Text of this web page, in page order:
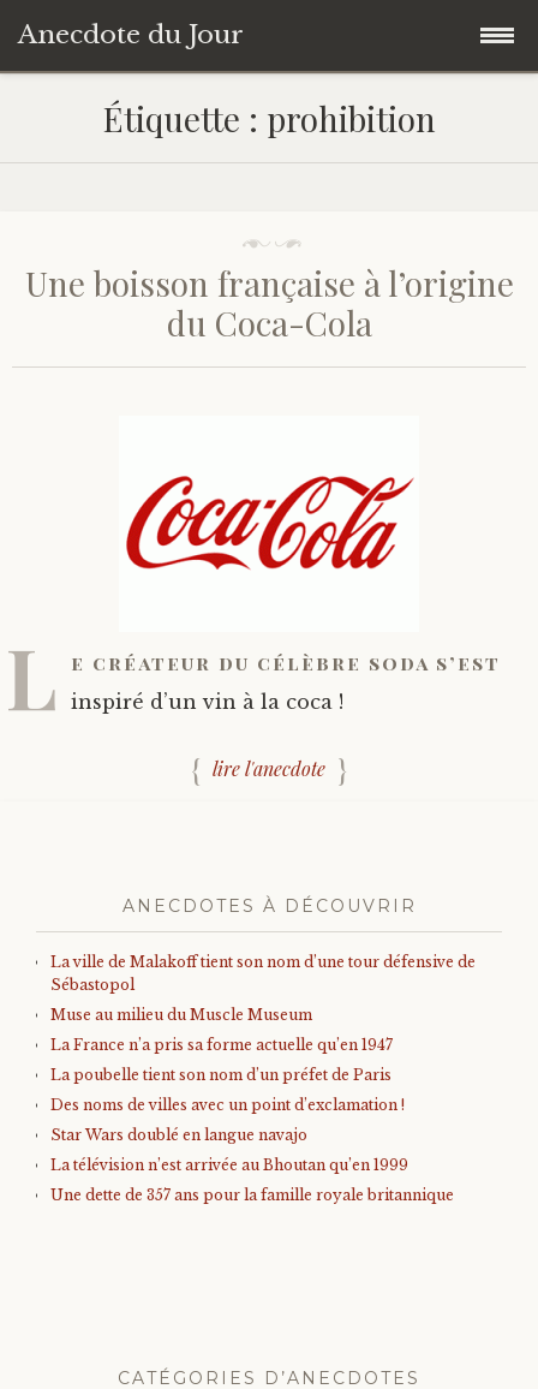
Anecdote du Jour
contenu
Livres de Culture Générale
Étiquette : prohibition
Une boisson française à l’origine
du Coca-Cola
L e créateur du célèbre soda s’est
inspiré d’un vin à la coca !
lire l'anecdote
ANECDOTES À DÉCOUVRIR
La ville de Malakoff tient son nom d’une tour défensive de
Sébastopol
Muse au milieu du Muscle Museum
La France n’a pris sa forme actuelle qu’en 1947
La poubelle tient son nom d’un préfet de Paris
Des noms de villes avec un point d’exclamation !
Star Wars doublé en langue navajo
La télévision n’est arrivée au Bhoutan qu’en 1999
Une dette de 357 ans pour la famille royale britannique
CATÉGORIES D’ANECDOTES